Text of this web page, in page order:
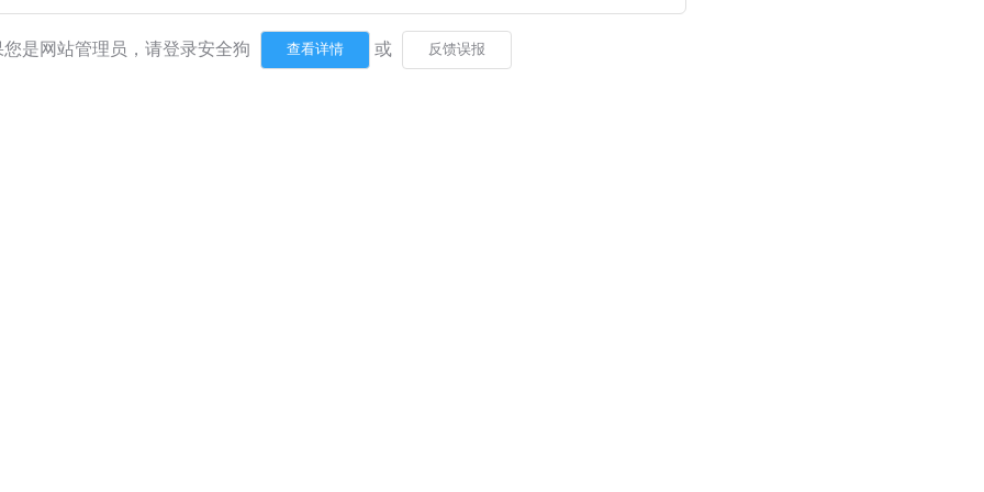
您是网站管理员，请登录安全狗 或